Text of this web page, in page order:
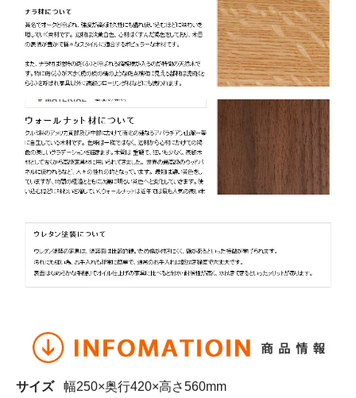
サイズ
幅250×奥行420×高さ560mm